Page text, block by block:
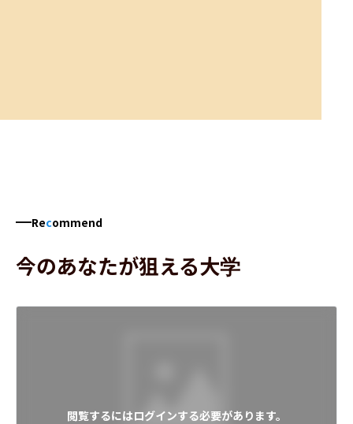
Recommend
今のあなたが狙える大学
閲覧するにはログインする必要があります。